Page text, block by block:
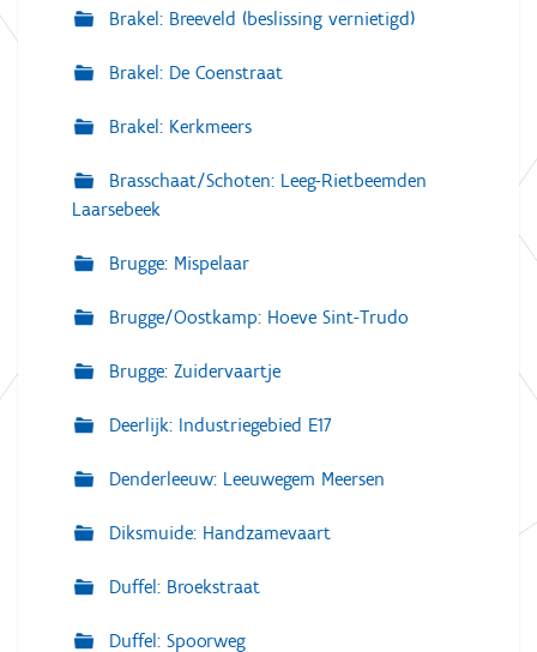
Brakel: Breeveld (beslissing vernietigd)
Brakel: De Coenstraat
Brakel: Kerkmeers
Brasschaat/Schoten: Leeg-Rietbeemden
Laarsebeek
Brugge: Mispelaar
Brugge/Oostkamp: Hoeve Sint-Trudo
Brugge: Zuidervaartje
Deerlijk: Industriegebied E17
Denderleeuw: Leeuwegem Meersen
Diksmuide: Handzamevaart
Duffel: Broekstraat
Duffel: Spoorweg